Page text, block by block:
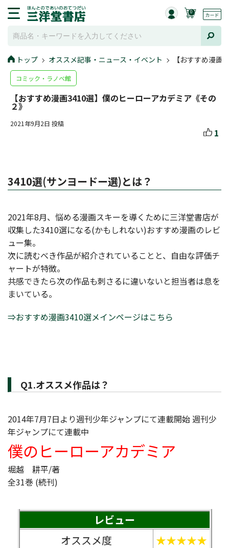
0
トップ オススメ記事・ニュース・イベント 【おすすめ漫
コミック・ラノベ館
【おすすめ漫画3410選】僕のヒーローアカデミア《その
２》
2021年9月2日 投稿
1
3410選(サンヨードー選)とは？
2021年8月、悩める漫画スキーを導くために三洋堂書店が
収集した3410選になる(かもしれない)おすすめ漫画のレビ
ュー集。
次に読むべき作品が紹介されていることと、自由な評価チ
ャートが特徴。
共感できたら次の作品も刺さるに違いないと担当者は息を
まいている。
⇒おすすめ漫画3410選メインページはこちら
Q1.オススメ作品は？
2014年7月7日より週刊少年ジャンプにて連載開始 週刊少
年ジャンプにて連載中
僕のヒーローアカデミア
堀越 耕平/著
全31巻 (続刊)
レビュー
オススメ度
★★★★★